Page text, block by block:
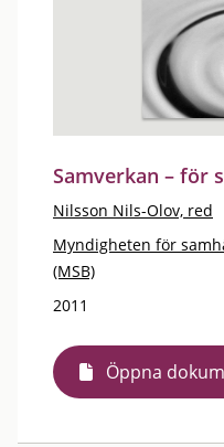
Samverkan – för
Nilsson Nils-Olov, red
Myndigheten för
(MSB)
2011
Öppna